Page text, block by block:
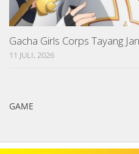
Gacha Girls Corps Tayang
11 JULI, 2026
GAME